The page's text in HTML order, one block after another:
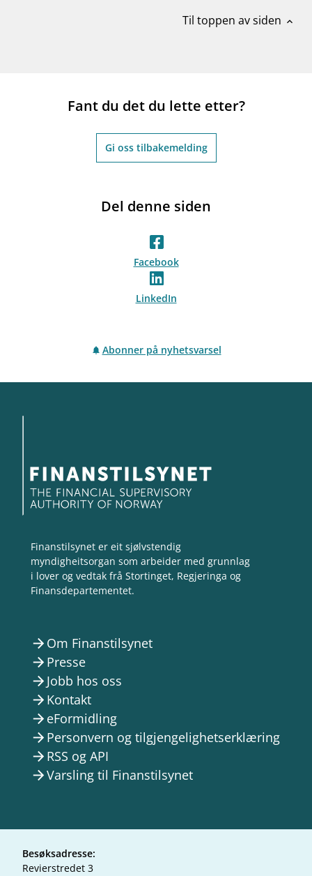
Til toppen av siden expand_less
Fant du det du lette etter?
Gi oss tilbakemelding
Del denne siden
Facebook
LinkedIn
Abonner på nyhetsvarsel
Finanstilsynet er eit sjølvstendig
myndigheitsorgan som arbeider med grunnlag
i lover og vedtak frå Stortinget, Regjeringa og
Finansdepartementet.
arrow_forward Om Finanstilsynet
arrow_forward Presse
arrow_forward Jobb hos oss
arrow_forward Kontakt
arrow_forward eFormidling
arrow_forward Personvern og tilgjengelighetserklæring
arrow_forward RSS og API
arrow_forwardVarsling til Finanstilsynet
Besøksadresse:
Revierstredet 3